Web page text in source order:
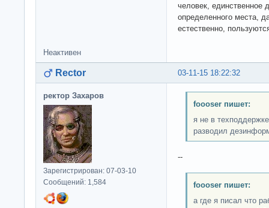
человек, единственное
определенного места,
естественно,
Неактивен
03-11-15 18:22:32
Rector
ректор Захаров
Зарегистрирован: 07-03-10
Сообщений: 1,584
foooser пишет:
я не в
разводил
--
foooser пишет:
а где я писал что